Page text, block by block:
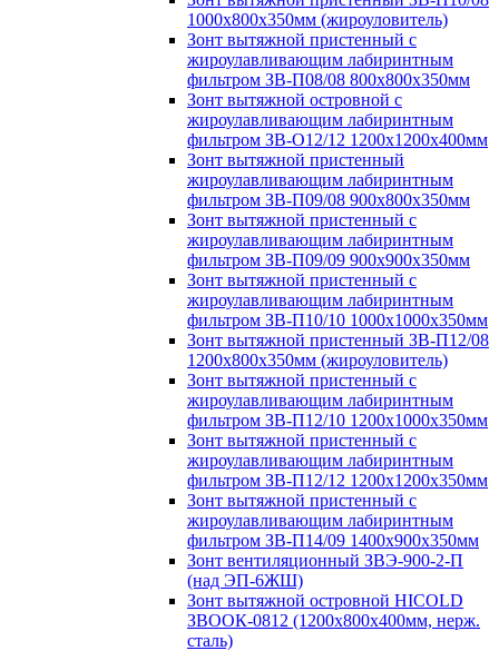
1000х800х350мм (жироуловитель)
Зонт вытяжной пристенный с
жироулавливающим лабиринтным
фильтром ЗВ-П08/08 800х800х350мм
Зонт вытяжной островной с
жироулавливающим лабиринтным
фильтром ЗВ-О12/12 1200х1200х400мм
Зонт вытяжной пристенный
жироулавливающим лабиринтным
фильтром ЗВ-П09/08 900х800х350мм
Зонт вытяжной пристенный с
жироулавливающим лабиринтным
фильтром ЗВ-П09/09 900х900х350мм
Зонт вытяжной пристенный с
жироулавливающим лабиринтным
фильтром ЗВ-П10/10 1000х1000х350мм
Зонт вытяжной пристенный ЗВ-П12/08
1200х800х350мм (жироуловитель)
Зонт вытяжной пристенный с
жироулавливающим лабиринтным
фильтром ЗВ-П12/10 1200х1000х350мм
Зонт вытяжной пристенный с
жироулавливающим лабиринтным
фильтром ЗВ-П12/12 1200х1200х350мм
Зонт вытяжной пристенный с
жироулавливающим лабиринтным
фильтром ЗВ-П14/09 1400х900х350мм
Зонт вентиляционный ЗВЭ-900-2-П
(над ЭП-6ЖШ)
Зонт вытяжной островной HICOLD
ЗВООК-0812 (1200х800x400мм, нерж.
сталь)